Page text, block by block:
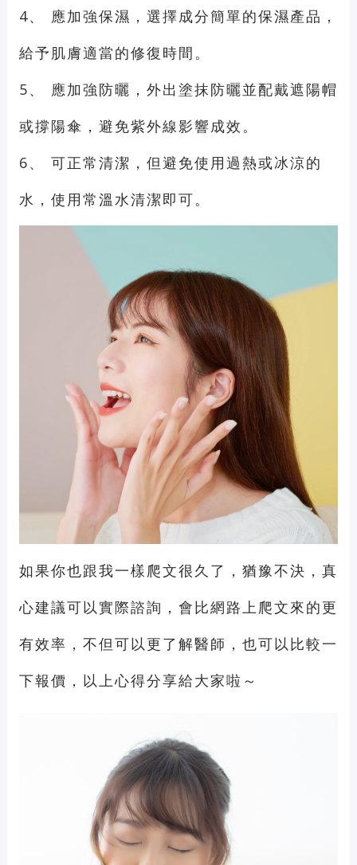
4、
應加強保濕，選擇成分簡單的保濕產品，
給予肌膚適當的修復時間。
5、
應加強防曬，外出塗抹防曬並配戴遮陽帽
或撐陽傘，避免紫外線影響成效。
6、
可正常清潔，但避免使用過熱或冰涼的
水，使用常溫水清潔即可。
如果你也跟我一樣爬文很久了，猶豫不決，真
心建議可以實際諮詢，會比網路上爬文來的更
有效率，不但可以更了解醫師，也可以比較一
下報價，以上心得分享給大家啦～